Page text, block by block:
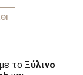
το Ξύλινο